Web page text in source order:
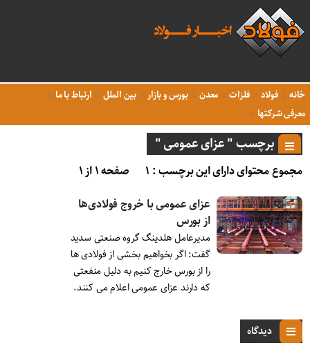
خانه فولاد فلزات معدن بورس و بازار بین الملل
ارتباط با ما
معرفی شرکتها
برچسب " عزای عمومی "
مجموع محتوای دارای این برچسب : ۱
صفحه ۱ از ۱
عزای عمومی با خروج فولادی‌ها
از بورس
مدیرعامل هلدینگ گروه صنعتی سدید
گفت: اگر بخواهیم بخشی از فولادی ها
را از بورس خارج کنیم به دلیل منفعتی
که دارند عزای عمومی اعلام می کنند.
دیدگاه